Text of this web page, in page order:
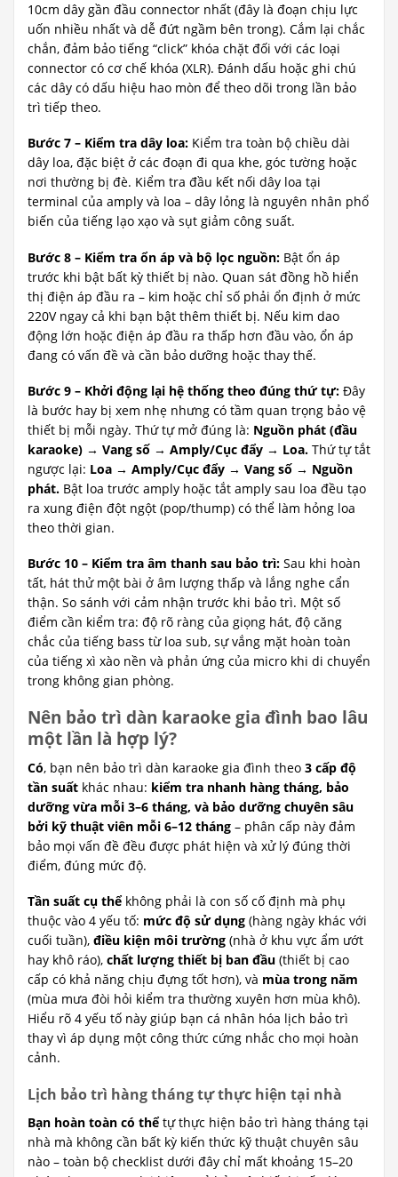
10cm dây gần đầu connector nhất (đây là đoạn chịu lực
uốn nhiều nhất và dễ đứt ngầm bên trong). Cắm lại chắc
chắn, đảm bảo tiếng “click” khóa chặt đối với các loại
connector có cơ chế khóa (XLR). Đánh dấu hoặc ghi chú
các dây có dấu hiệu hao mòn để theo dõi trong lần bảo
trì tiếp theo.
Bước 7 – Kiểm tra dây loa: Kiểm tra toàn bộ chiều dài
dây loa, đặc biệt ở các đoạn đi qua khe, góc tường hoặc
nơi thường bị đè. Kiểm tra đầu kết nối dây loa tại
terminal của amply và loa – dây lỏng là nguyên nhân phổ
biến của tiếng lạo xạo và sụt giảm công suất.
Bước 8 – Kiểm tra ổn áp và bộ lọc nguồn: Bật ổn áp
trước khi bật bất kỳ thiết bị nào. Quan sát đồng hồ hiển
thị điện áp đầu ra – kim hoặc chỉ số phải ổn định ở mức
220V ngay cả khi bạn bật thêm thiết bị. Nếu kim dao
động lớn hoặc điện áp đầu ra thấp hơn đầu vào, ổn áp
đang có vấn đề và cần bảo dưỡng hoặc thay thế.
Bước 9 – Khởi động lại hệ thống theo đúng thứ tự: Đây
là bước hay bị xem nhẹ nhưng có tầm quan trọng bảo vệ
thiết bị mỗi ngày. Thứ tự mở đúng là: Nguồn phát (đầu
karaoke) → Vang số → Amply/Cục đẩy → Loa. Thứ tự tắt
ngược lại: Loa → Amply/Cục đẩy → Vang số → Nguồn
phát. Bật loa trước amply hoặc tắt amply sau loa đều tạo
ra xung điện đột ngột (pop/thump) có thể làm hỏng loa
theo thời gian.
Bước 10 – Kiểm tra âm thanh sau bảo trì: Sau khi hoàn
tất, hát thử một bài ở âm lượng thấp và lắng nghe cẩn
thận. So sánh với cảm nhận trước khi bảo trì. Một số
điểm cần kiểm tra: độ rõ ràng của giọng hát, độ căng
chắc của tiếng bass từ loa sub, sự vắng mặt hoàn toàn
của tiếng xì xào nền và phản ứng của micro khi di chuyển
trong không gian phòng.
Nên bảo trì dàn karaoke gia đình bao lâu
một lần là hợp lý?
Có, bạn nên bảo trì dàn karaoke gia đình theo 3 cấp độ
tần suất khác nhau: kiểm tra nhanh hàng tháng, bảo
dưỡng vừa mỗi 3–6 tháng, và bảo dưỡng chuyên sâu
bởi kỹ thuật viên mỗi 6–12 tháng – phân cấp này đảm
bảo mọi vấn đề đều được phát hiện và xử lý đúng thời
điểm, đúng mức độ.
Tần suất cụ thể không phải là con số cố định mà phụ
thuộc vào 4 yếu tố: mức độ sử dụng (hàng ngày khác với
cuối tuần), điều kiện môi trường (nhà ở khu vực ẩm ướt
hay khô ráo), chất lượng thiết bị ban đầu (thiết bị cao
cấp có khả năng chịu đựng tốt hơn), và mùa trong năm
(mùa mưa đòi hỏi kiểm tra thường xuyên hơn mùa khô).
Hiểu rõ 4 yếu tố này giúp bạn cá nhân hóa lịch bảo trì
thay vì áp dụng một công thức cứng nhắc cho mọi hoàn
cảnh.
Lịch bảo trì hàng tháng tự thực hiện tại nhà
Bạn hoàn toàn có thể tự thực hiện bảo trì hàng tháng tại
nhà mà không cần bất kỳ kiến thức kỹ thuật chuyên sâu
nào – toàn bộ checklist dưới đây chỉ mất khoảng 15–20